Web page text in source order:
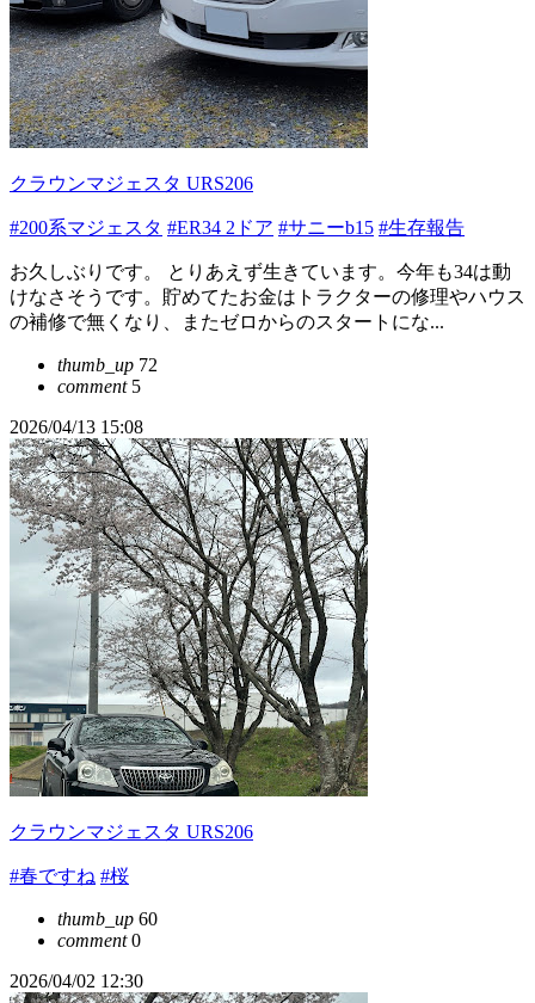
クラウンマジェスタ URS206
#200系マジェスタ #ER34 2ドア #サニーb15 #生存報告
お久しぶりです。 とりあえず生きています。今年も34は動
けなさそうです。貯めてたお金はトラクターの修理やハウス
の補修で無くなり、またゼロからのスタートにな...
thumb_up 72
comment5
2026/04/13 15:08
クラウンマジェスタ URS206
#春ですね #桜
thumb_up 60
comment0
2026/04/02 12:30